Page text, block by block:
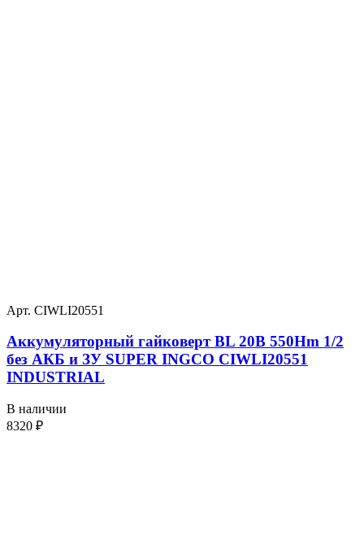
Арт. CIWLI20551
Аккумуляторный гайковерт BL 20В 550Hm 1/2
без АКБ и ЗУ SUPER INGCO CIWLI20551
INDUSTRIAL
В наличии
8320 ₽